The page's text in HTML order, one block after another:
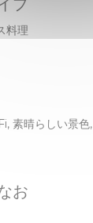
料理
素晴らしい景
お